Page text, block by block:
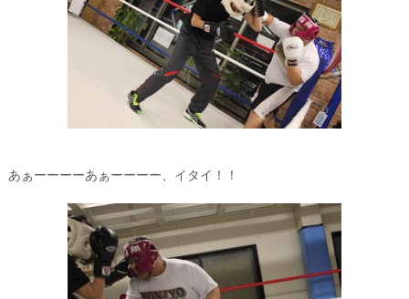
あぁーーーーあぁーーーー、イタイ！！